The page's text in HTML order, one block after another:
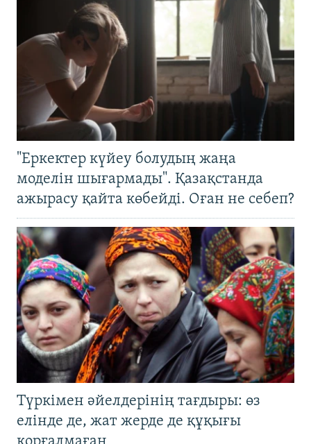
"Еркектер күйеу болудың жаңа
моделін шығармады". Қазақстанда
ажырасу қайта көбейді. Оған не себеп?
Түркімен әйелдерінің тағдыры: өз
елінде де, жат жерде де құқығы